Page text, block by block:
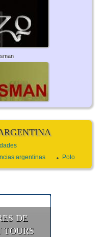
argentinas Polo
DE
TOURS